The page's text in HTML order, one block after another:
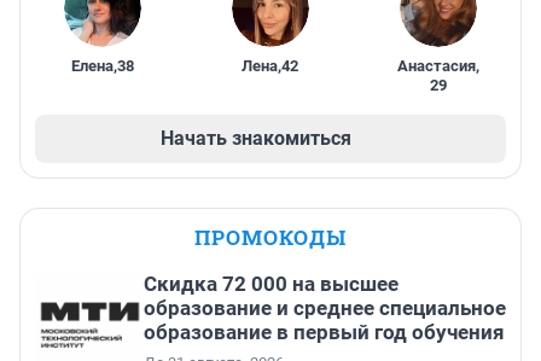
Елена,38 Лена,42 Анастасия,
29
Начать знакомиться
ПРОМОКОДЫ
Скидка 72 000 на высшее
образование и среднее специальное
образование в первый год обучения